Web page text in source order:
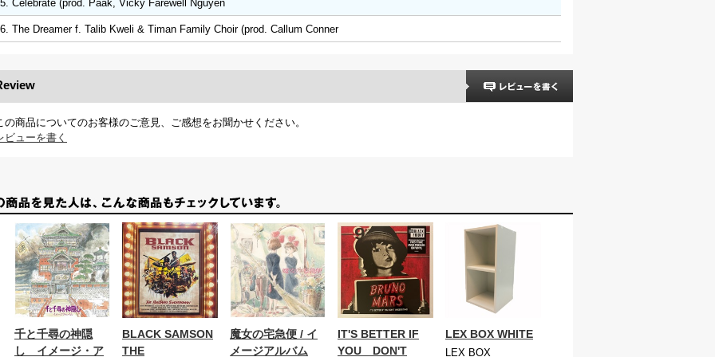
Celebrate (prod. Paak, Vicky Farewell Nguyen
The Dreamer f. Talib Kweli & Timan Family Choir (prod. Callum Conner
の商品についてのお客様のご意見、ご感想をお聞かせください。
ビューを書く
千と千尋の神隠
し イメージ・ア
BLACK SAMSON
THE
魔女の宅急便 / イ
メージアルバム
IT'S BETTER IF
YOU DON'T
LEX BOX WHITE
LEX BOX